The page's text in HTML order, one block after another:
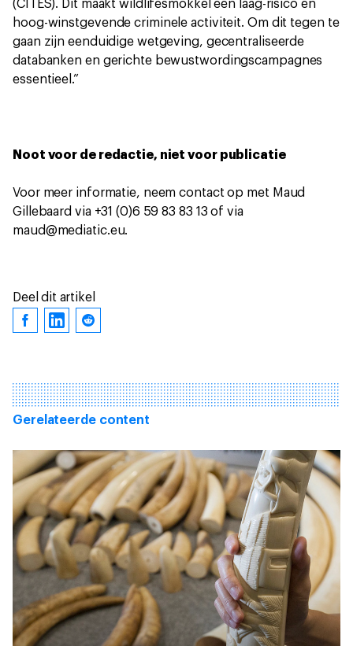
(CITES). Dit maakt wildlifesmokkel een laag-risico en
hoog-winstgevende criminele activiteit. Om dit tegen te
gaan zijn eenduidige wetgeving, gecentraliseerde
databanken en gerichte bewustwordingscampagnes
essentieel.”
Noot voor de redactie, niet voor publicatie
Voor meer informatie, neem contact op met Maud
Gillebaard via +31 (0)6 59 83 83 13 of via
maud@mediatic.eu.
Deel dit artikel
Gerelateerde content